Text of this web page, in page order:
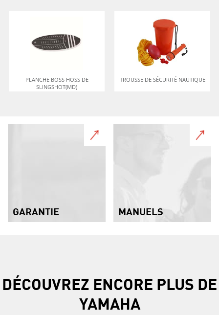
PLANCHE BOSS HOSS DE
SLINGSHOT(MD)
TROUSSE DE SÉCURITÉ NAUTIQUE
GARANTIE MANUELS
DÉCOUVREZ ENCORE PLUS DE
YAMAHA